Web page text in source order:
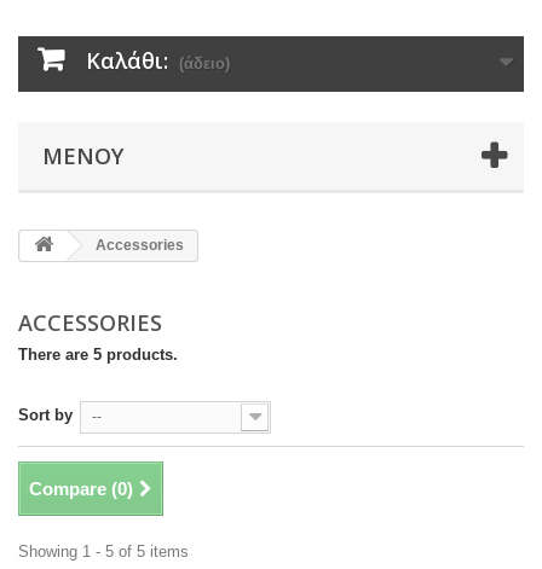
Καλάθι: (άδειο)
ΜΕΝΟΎ
Accessories
ACCESSORIES
There are 5 products.
Sort by --
Compare (0)
Showing 1 - 5 of 5 items